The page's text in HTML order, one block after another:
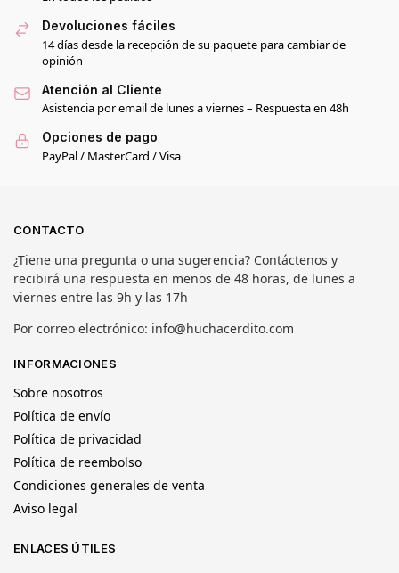
Devoluciones fáciles
14 días desde la recepción de su paquete para cambiar de
opinión
Atención al Cliente
Asistencia por email de lunes a viernes – Respuesta en 48h
Opciones de pago
PayPal / MasterCard / Visa
CONTACTO
¿Tiene una pregunta o una sugerencia? Contáctenos y
recibirá una respuesta en menos de 48 horas, de lunes a
viernes entre las 9h y las 17h
Por correo electrónico: info@huchacerdito.com
INFORMACIONES
Sobre nosotros
Política de envío
Política de privacidad
Política de reembolso
Condiciones generales de venta
Aviso legal
ENLACES ÚTILES